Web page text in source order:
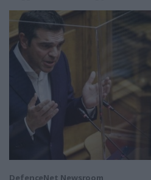
DefenceNet Newsroom